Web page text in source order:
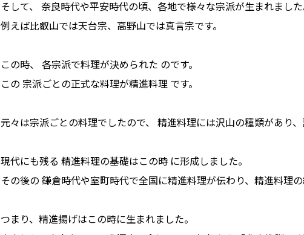
そして、 奈良時代や平安時代の頃、各地で様々な宗派が生まれました
例えば比叡山では天台宗、高野山では真言宗です。
この時、 各宗派で料理が決められた のです。
この 宗派ごとの正式な料理が精進料理 です。
元々は宗派ごとの料理でしたので、 精進料理には沢山の種類があり、
現代にも残る 精進料理の基礎はこの時 に形成しました。
その後の 鎌倉時代や室町時代で全国に精進料理が伝わり、精進料理の
つまり、精進揚げはこの時に生まれました。